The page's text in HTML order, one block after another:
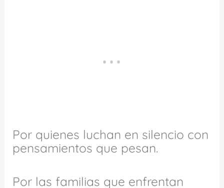
Por quienes luchan en silencio con
pensamientos que pesan.
Por las familias que enfrentan